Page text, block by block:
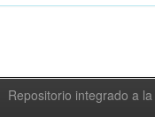
Repositorio integrado a